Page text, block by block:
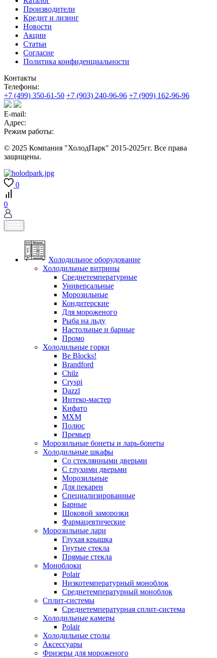
Производители
Кредит и лизинг
Новости
Акции
Статьи
Согласие
Политика конфиденциальности
Контакты
Телефоны:
+7 (499) 350-61-50 +7 (903) 240-96-96 +7 (909) 162-96-96
E-mail:
Адрес:
Режим работы:
© 2025 Компания "ХолодПарк" 2015-2025гг. Все права
защищены.
0
0
Холодильное оборудование
Холодильные витрины
Среднетемпературные
Универсальные
Морозильные
Кондитерские
Для мороженого
Рыба на льду
Настольные и барные
Промо
Холодильные горки
Be Blocks!
Brandford
Chilz
Cryspi
Dazzl
Интеко-мастер
Кифато
МХМ
Полюс
Премьер
Морозильные бонеты и ларь-бонеты
Холодильные шкафы
Со стеклянными дверьми
С глухими дверьми
Морозильные
Для пекарен
Специализированные
Барные
Шоковой заморозки
Фармацевтические
Морозильные лари
Глухая крышка
Гнутые стекла
Прямые стекла
Моноблоки
Polair
Низкотемпературный моноблок
Среднетемпературный моноблок
Сплит-системы
Среднетемпературная сплит-система
Холодильные камеры
Polair
Холодильные столы
Аксессуары
Фризеры для мороженого